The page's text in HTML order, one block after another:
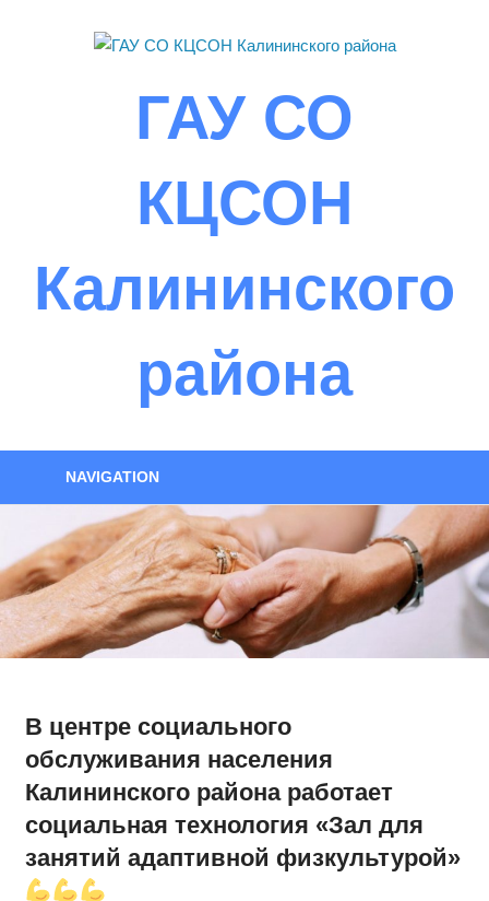
ГАУ СО
КЦСОН
Калининского
района
NAVIGATION
В центре социального
обслуживания населения
Калининского района работает
социальная технология «Зал для
занятий адаптивной физкультурой»